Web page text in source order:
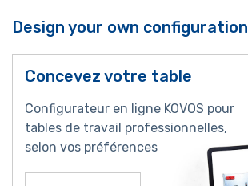
Design your own configuration
Concevez votre table
Configurateur en ligne KOVOS pour
tables de travail professionnelles,
selon vos préférences